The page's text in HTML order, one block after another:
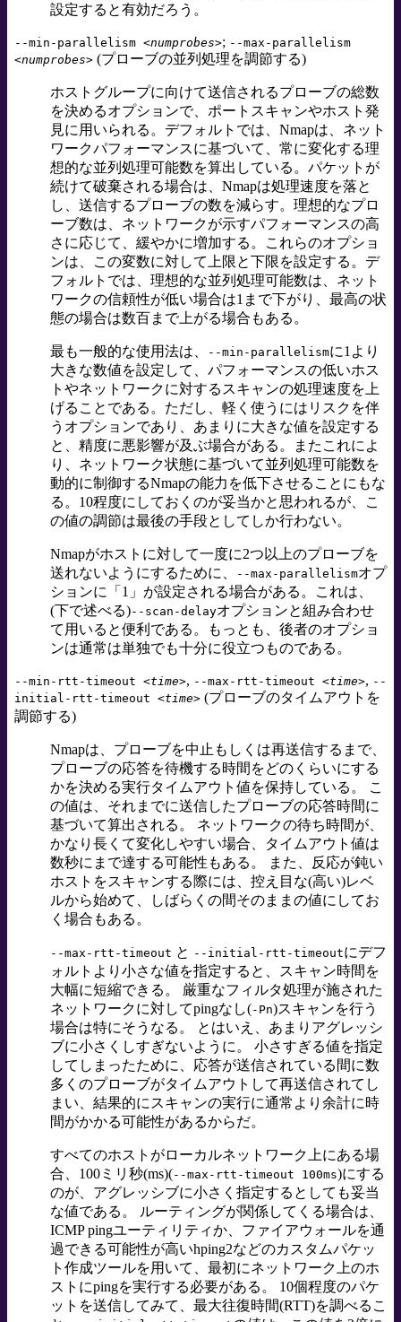
設定すると有効だろう。
--min-parallelism <numprobes>; --max-parallelism
<numprobes> (プローブの並列処理を調節する)
ホストグループに向けて送信されるプローブの総数
を決めるオプションで、ポートスキャンやホスト発
見に用いられる。デフォルトでは、Nmapは、ネット
ワークパフォーマンスに基づいて、常に変化する理
想的な並列処理可能数を算出している。パケットが
続けて破棄される場合は、Nmapは処理速度を落と
し、送信するプローブの数を減らす。理想的なプロ
ーブ数は、ネットワークが示すパフォーマンスの高
さに応じて、緩やかに増加する。これらのオプショ
ンは、この変数に対して上限と下限を設定する。デ
フォルトでは、理想的な並列処理可能数は、ネット
ワークの信頼性が低い場合は1まで下がり、最高の状
態の場合は数百まで上がる場合もある。
最も一般的な使用法は、 --min-parallelismに1より
大きな数値を設定して、パフォーマンスの低いホス
トやネットワークに対するスキャンの処理速度を上
げることである。ただし、軽く使うにはリスクを伴
うオプションであり、あまりに大きな値を設定する
と、精度に悪影響が及ぶ場合がある。またこれによ
り、ネットワーク状態に基づいて並列処理可能数を
動的に制御するNmapの能力を低下させることにもな
る。10程度にしておくのが妥当かと思われるが、こ
の値の調節は最後の手段としてしか行わない。
Nmapがホストに対して一度に2つ以上のプローブを
送れないようにするために、
--max-parallelismオプ
ションに「1」が設定される場合がある。これは、
(下で述べる)--scan-delayオプションと組み合わせ
て用いると便利である。もっとも、後者のオプショ
ンは通常は単独でも十分に役立つものである。
--min-rtt-timeout <time>, --max-rtt-timeout <time>, --
initial-rtt-timeout <time> (プローブのタイムアウトを
調節する)
Nmapは、プローブを中止もしくは再送信するまで、
プローブの応答を待機する時間をどのくらいにする
かを決める実行タイムアウト値を保持している。 こ
の値は、それまでに送信したプローブの応答時間に
基づいて算出される。 ネットワークの待ち時間が、
かなり長くて変化しやすい場合、タイムアウト値は
数秒にまで達する可能性もある。 また、反応が鈍い
ホストをスキャンする際には、控え目な(高い)レベ
ルから始めて、しばらくの間そのままの値にしてお
く場合もある。
--max-rtt-timeout と --initial-rtt-timeoutにデフ
ォルトより小さな値を指定すると、スキャン時間を
大幅に短縮できる。 厳重なフィルタ処理が施された
ネットワークに対してpingなし(-Pn)スキャンを行う
場合は特にそうなる。 とはいえ、あまりアグレッシ
ブに小さくしすぎないように。 小さすぎる値を指定
してしまったために、応答が送信されている間に数
多くのプローブがタイムアウトして再送信されてし
まい、結果的にスキャンの実行に通常より余計に時
間がかかる可能性があるからだ。
すべてのホストがローカルネットワーク上にある場
合、100ミリ秒(ms)(--max-rtt-timeout 100ms)にする
のが、アグレッシブに小さく指定するとしても妥当
な値である。 ルーティングが関係してくる場合は、
ICMP pingユーティリティか、ファイアウォールを通
過できる可能性が高いhping2などのカスタムパケッ
ト作成ツールを用いて、最初にネットワーク上のホ
ストにpingを実行する必要がある。 10個程度のパケ
ットを送信してみて、最大往復時間(RTT)を調べるこ